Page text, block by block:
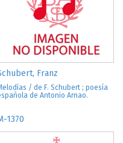
Franz
/ de F. Schubert ; poesía
de Antonio Arnao.
1370